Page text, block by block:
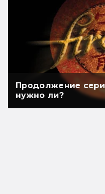
Продолжение
нужно ли?